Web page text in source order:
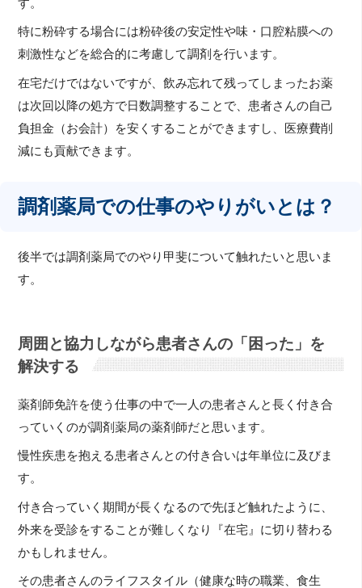
す。
特に粉砕する場合には粉砕後の安定性や味・口腔粘膜への
刺激性などを総合的に考慮して調剤を行います。
在宅だけではないですが、飲み忘れて残ってしまったお薬
は次回以降の処方で日数調整することで、患者さんの自己
負担金（お会計）を安くすることができますし、医療費削
減にも貢献できます。
調剤薬局での仕事のやりがいとは？
後半では調剤薬局でのやり甲斐について触れたいと思いま
す。
周囲と協力しながら患者さんの「困った」を
解決する
薬剤師免許を使う仕事の中で一人の患者さんと長く付き合
っていくのが調剤薬局の薬剤師だと思います。
慢性疾患を抱える患者さんとの付き合いは年単位に及びま
す。
付き合っていく期間が長くなるので先ほど触れたように、
外来を受診をすることが難しくなり『在宅』に切り替わる
かもしれません。
その患者さんのライフスタイル（健康な時の職業、食生